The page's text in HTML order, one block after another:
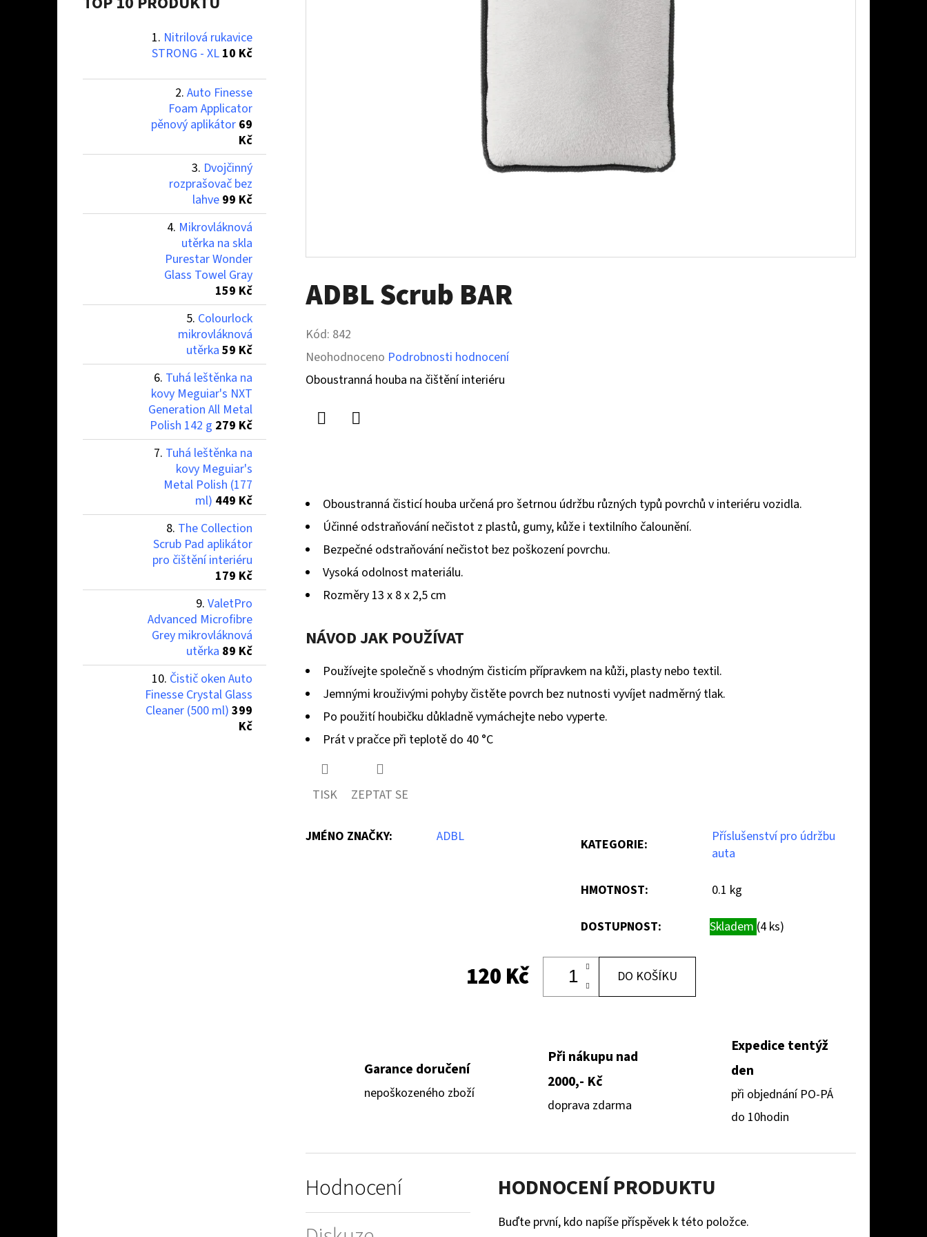
Nitrilová rukavice
STRONG - XL 10 Kč
Auto Finesse
Foam Applicator
pěnový aplikátor 69
Kč
Dvojčinný
rozprašovač bez
lahve 99 Kč
Mikrovláknová
utěrka na skla
Purestar Wonder
Glass Towel Gray
159 Kč
Colourlock
mikrovláknová
utěrka 59 Kč
Tuhá leštěnka na
kovy Meguiar's NXT
Generation All Metal
Polish 142 g 279 Kč
Tuhá leštěnka na
kovy Meguiar's
Metal Polish (177
ml) 449 Kč
The Collection
Scrub Pad aplikátor
pro čištění interiéru
179 Kč
ValetPro
Advanced Microfibre
Grey mikrovláknová
utěrka 89 Kč
Čistič oken Auto
Finesse Crystal Glass
Cleaner (500 ml) 399
Kč
ADBL Scrub BAR
Kód: 842
Průměrné
hodnocení
hvězdiček.
Neohodnoceno Podrobnosti hodnocení
Oboustranná houba na čištění interiéru
Oboustranná čisticí houba určená pro šetrnou údržbu různých typů povrchů v interiéru vozidla.
Účinné odstraňování nečistot z plastů, gumy, kůže i textilního čalounění.
Bezpečné odstraňování nečistot bez poškození povrchu.
Vysoká odolnost materiálu.
Rozměry 13 x 8 x 2,5 cm
NÁVOD JAK POUŽÍVAT
Používejte společně s vhodným čisticím přípravkem na kůži, plasty nebo textil.
Jemnými krouživými pohyby čistěte povrch bez nutnosti vyvíjet nadměrný tlak.
Po použití houbičku důkladně vymáchejte nebo vyperte.
Prát v pračce při teplotě do 40 °C
TISK ZEPTAT SE
JMÉNO ZNAČKY: ADBL KATEGORIE:
Příslušenství pro údržbu
auta
HMOTNOST: 0.1 kg
DOSTUPNOST: Skladem (4 ks)
120 Kč DO KOŠÍKU
Garance doručení
nepoškozeného zboží
Při nákupu nad
2000,- Kč
doprava zdarma
Expedice tentýž
den
při objednání PO-PÁ
do 10hodin
Hodnocení
HODNOCENÍ PRODUKTU
Buďte první, kdo napíše příspěvek k této položce.
NITRILOVÁ RUKAVICE STRONG - XL
AUTO FINESSE FOAM APPLICATOR PĚNOVÝ
DVOJČINNÝ ROZPRAŠOVAČ BEZ LAHVE